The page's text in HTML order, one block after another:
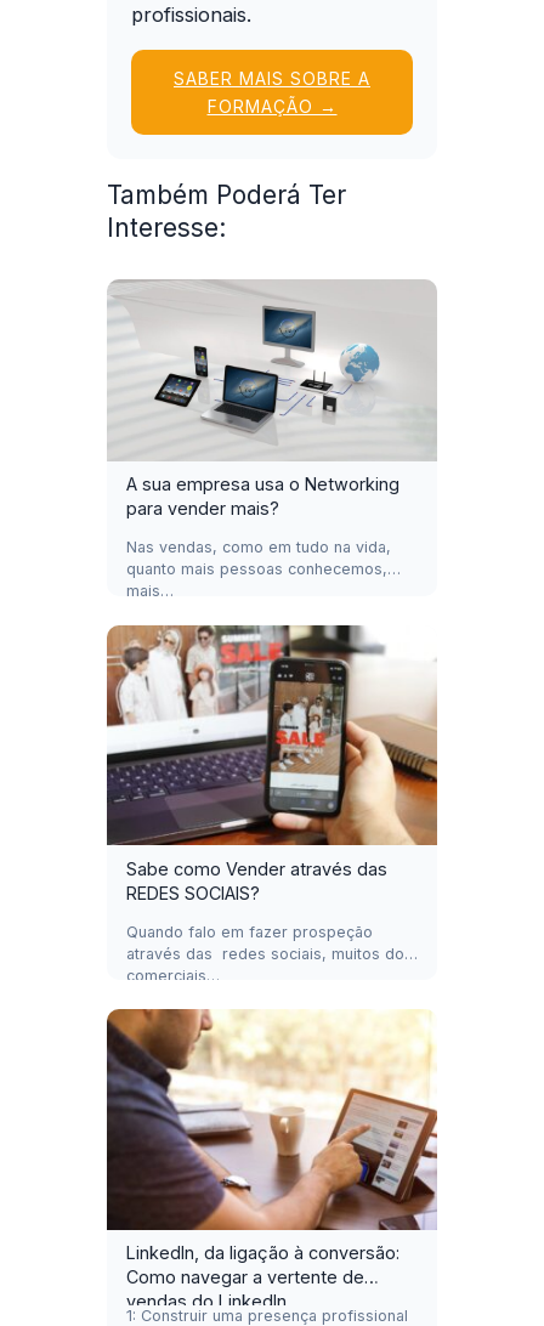
profissionais.
SABER MAIS SOBRE A
FORMAÇÃO →
Também Poderá Ter
Interesse:
A sua empresa usa o Networking
para vender mais?
Nas vendas, como em tudo na vida,
quanto mais pessoas conhecemos,
mais…
Sabe como Vender através das
REDES SOCIAIS?
Quando falo em fazer prospeção
através das redes sociais, muitos dos
comerciais…
LinkedIn, da ligação à conversão:
Como navegar a vertente de
vendas do LinkedIn
1: Construir uma presença profissional